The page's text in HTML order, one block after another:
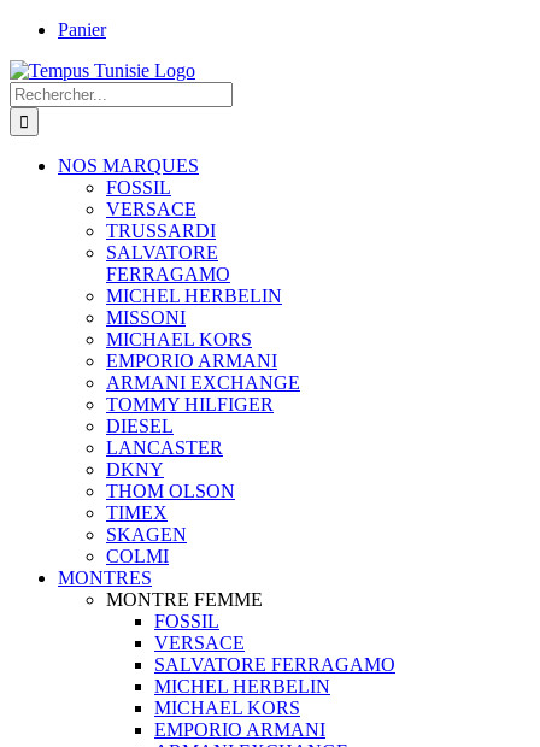
Passer
contenu
Panier
Rechercher:
NOS MARQUES
FOSSIL
VERSACE
TRUSSARDI
SALVATORE
FERRAGAMO
MICHEL HERBELIN
MISSONI
MICHAEL KORS
EMPORIO ARMANI
ARMANI EXCHANGE
TOMMY HILFIGER
DIESEL
LANCASTER
DKNY
THOM OLSON
TIMEX
SKAGEN
COLMI
MONTRES
MONTRE FEMME
FOSSIL
VERSACE
SALVATORE FERRAGAMO
MICHEL HERBELIN
MICHAEL KORS
EMPORIO ARMANI